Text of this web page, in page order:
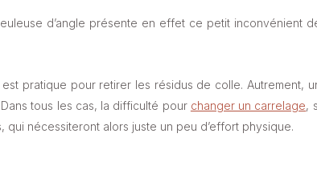
d’angle présente en effet ce petit inconvénient
pratique pour retirer les résidus de colle. Autrement,
tous les cas, la difficulté pour changer un carrelage,
nécessiteront alors juste un peu d’effort physique.